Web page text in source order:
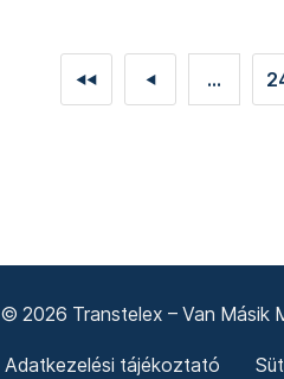
◄◄ ◄ ...
© 2026 Transtelex – Van Másik
Adatkezelési tájékoztató